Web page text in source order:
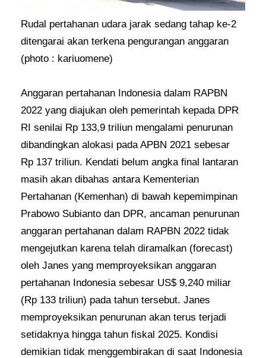
Rudal pertahanan udara jarak sedang tahap ke-2
ditengarai akan terkena pengurangan anggaran
(photo : kariuomene)
Anggaran pertahanan Indonesia dalam RAPBN
2022 yang diajukan oleh pemerintah kepada DPR
RI senilai Rp 133,9 triliun mengalami penurunan
dibandingkan alokasi pada APBN 2021 sebesar
Rp 137 triliun. Kendati belum angka final lantaran
masih akan dibahas antara Kementerian
Pertahanan (Kemenhan) di bawah kepemimpinan
Prabowo Subianto dan DPR, ancaman penurunan
anggaran pertahanan dalam RAPBN 2022 tidak
mengejutkan karena telah diramalkan (forecast)
oleh Janes yang memproyeksikan anggaran
pertahanan Indonesia sebesar US$ 9,240 miliar
(Rp 133 triliun) pada tahun tersebut. Janes
memproyeksikan penurunan akan terus terjadi
setidaknya hingga tahun fiskal 2025. Kondisi
demikian tidak menggembirakan di saat Indonesia